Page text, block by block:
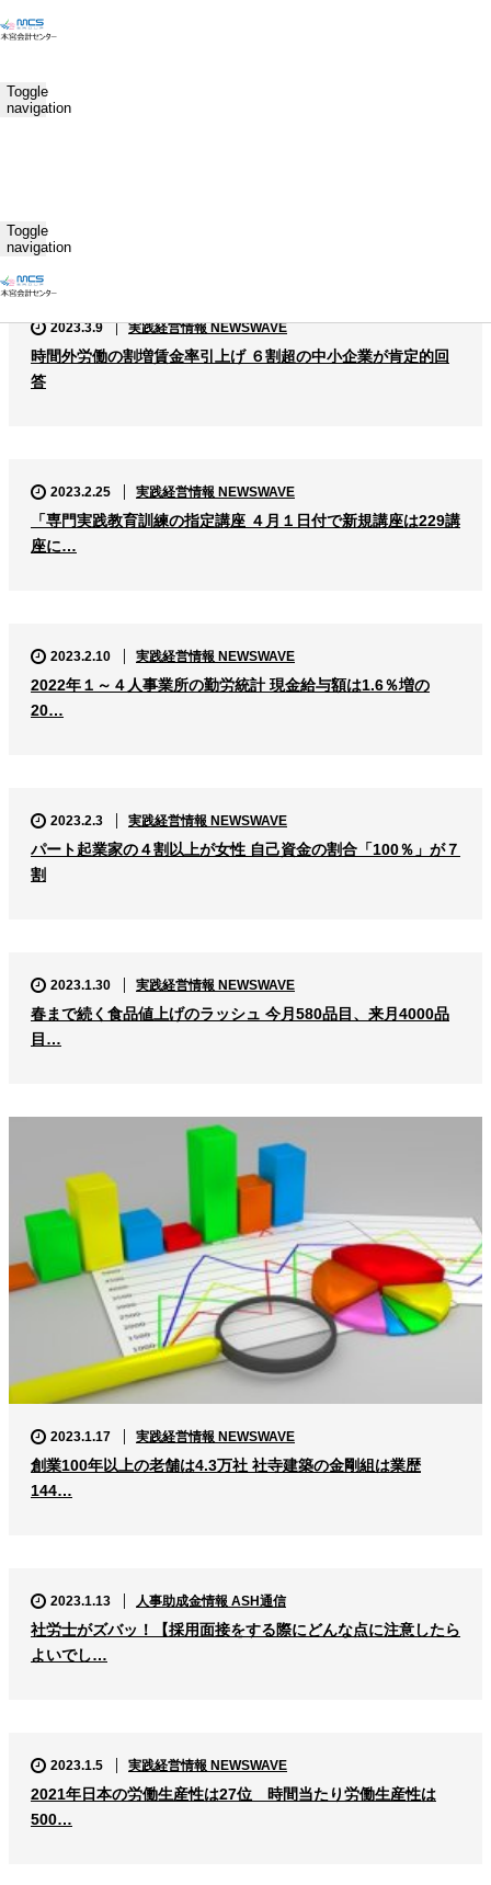
Toggle
navigation
Toggle
navigation
2023.3.9 実践経営情報 NEWSWAVE
時間外労働の割増賃金率引上げ ６割超の中小企業が肯定的回
答
2023.2.25 実践経営情報 NEWSWAVE
「専門実践教育訓練の指定講座 ４月１日付で新規講座は229講
座に…
2023.2.10 実践経営情報 NEWSWAVE
2022年１～４人事業所の勤労統計 現金給与額は1.6％増の
20…
2023.2.3 実践経営情報 NEWSWAVE
パート起業家の４割以上が女性 自己資金の割合「100％」が７
割
2023.1.30 実践経営情報 NEWSWAVE
春まで続く食品値上げのラッシュ 今月580品目、来月4000品
目…
2023.1.17 実践経営情報 NEWSWAVE
創業100年以上の老舗は4.3万社 社寺建築の金剛組は業歴
144…
2023.1.13 人事助成金情報 ASH通信
社労士がズバッ！【採用面接をする際にどんな点に注意したら
よいでし…
2023.1.5 実践経営情報 NEWSWAVE
2021年日本の労働生産性は27位 時間当たり労働生産性は
500…